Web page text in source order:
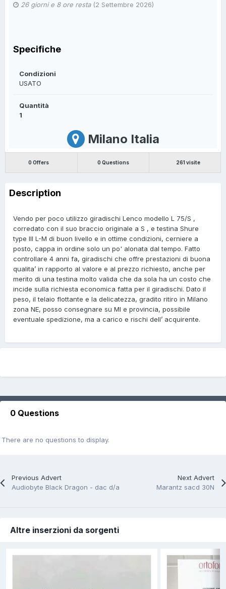
26 giorni e 8 ore resta(2 Settembre 2026)
Specifiche
Condizioni
USATO
Quantità
1
Milano Italia
0 Offers 0 Questions 261 visite
Description
Vendo per poco utilizzo giradischi Lenco modello L 75/S ,
corredato con il suo braccio originale a S , e testina Shure
type III L-M di buon livello e in ottime condizioni, cerniere a
posto, cappa in ordine solo un po' alonata dal tempo. Fatto
controllare 4 anni fa, giradischi che offre prestazioni di buona
qualita’ in rapporto al valore e al prezzo richiesto, anche per
merito di una testina molto valida che da sola ha un costo che
incide sulla richiesta economica fatta per il giradischi. Dato il
peso, il telaio flottante e la delicatezza, gradito ritiro in Milano
zona NE, posso consegnare su MI e provincia, possibile
eventuale spedizione, ma a carico e rischi dell’ acquirente.
0 Questions
There are no questions to display.
Previous Advert
Audiobyte Black Dragon - dac d/a
Next Advert
Marantz sacd 30N
Altre inserzioni da sorgenti